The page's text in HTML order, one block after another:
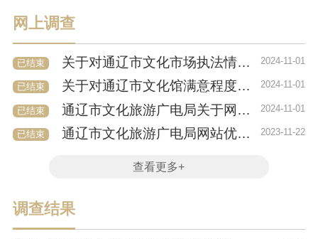
网上调查
2024-11-01
关于对通辽市文化市场执法情况调查问卷
已结束
2024-11-01
关于对通辽市文化馆满意程度调查问卷
已结束
2024-11-01
通辽市文化旅游广电局关于网站服务调查问卷
已结束
2023-11-22
通辽市文化旅游广电局网站优化栏目调查问卷
已结束
查看更多+
调查结果